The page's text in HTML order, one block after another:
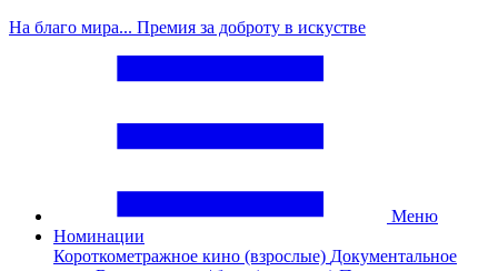
На благо мира... Премия за доброту в искустве
Меню
Номинации
Короткометражное кино (взрослые) Документальное